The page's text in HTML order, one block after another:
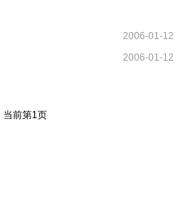
2006-01-12
2006-01-12
当前第1页